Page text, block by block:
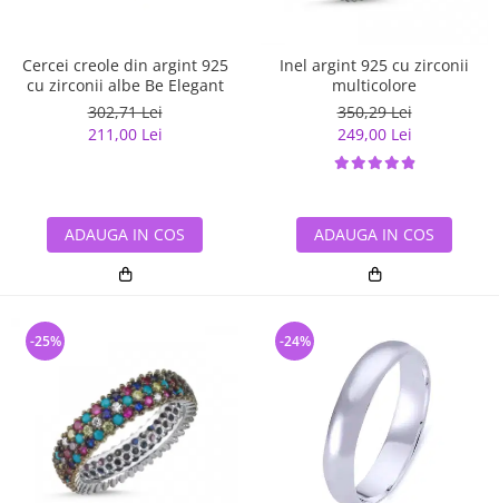
Cercei creole din argint 925
cu zirconii albe Be Elegant
302,71 Lei
211,00 Lei
ADAUGA IN COS
Inel argint 925 cu zirconii
multicolore
350,29 Lei
249,00 Lei
ADAUGA IN COS
-25% -24%